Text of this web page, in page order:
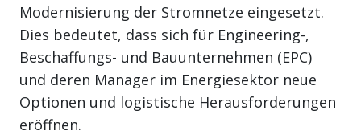
Modernisierung der Stromnetze eingesetzt.
Dies bedeutet, dass sich für Engineering-,
Beschaffungs- und Bauunternehmen (EPC)
und deren Manager im Energiesektor neue
Optionen und logistische Herausforderungen
eröffnen.